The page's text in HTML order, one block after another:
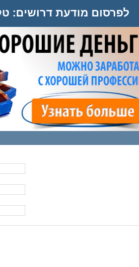
לפרסום מודעת דרושים: טל. 052-